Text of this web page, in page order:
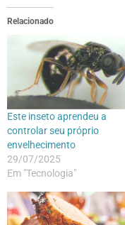
Relacionado
Este inseto aprendeu a
controlar seu próprio
envelhecimento
29/07/2025
Em "Tecnologia"